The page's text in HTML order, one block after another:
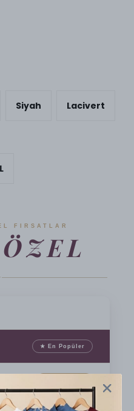
Siyah Lacivert
FIRSATLAR
ÖZEL
★ En Popüler